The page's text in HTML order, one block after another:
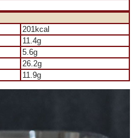
201kcal
11.4g
5.6g
26.2g
11.9g